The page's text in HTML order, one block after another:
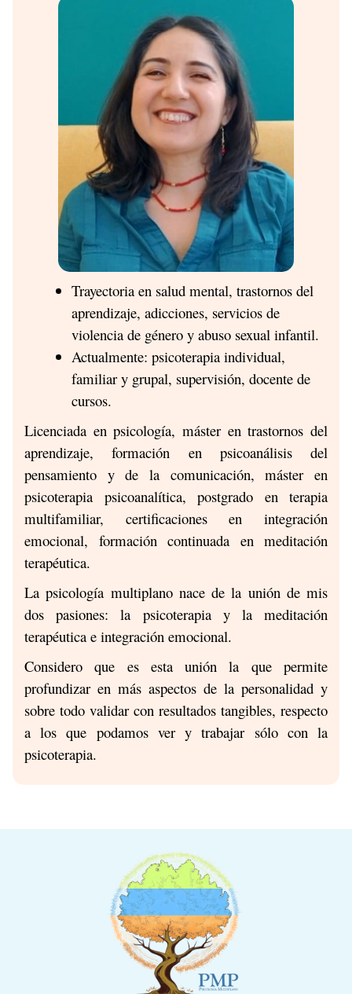
Trayectoria en salud mental, trastornos del
aprendizaje, adicciones, servicios de
violencia de género y abuso sexual infantil.
Actualmente: psicoterapia individual,
familiar y grupal, supervisión, docente de
cursos.
Licenciada en psicología, máster en trastornos del
aprendizaje, formación en psicoanálisis del
pensamiento y de la comunicación, máster en
psicoterapia psicoanalítica, postgrado en terapia
multifamiliar, certificaciones en integración
emocional, formación continuada en meditación
terapéutica.
La psicología multiplano nace de la unión de mis
dos pasiones: la psicoterapia y la meditación
terapéutica e integración emocional.
Considero que es esta unión la que permite
profundizar en más aspectos de la personalidad y
sobre todo validar con resultados tangibles, respecto
a los que podamos ver y trabajar sólo con la
psicoterapia.